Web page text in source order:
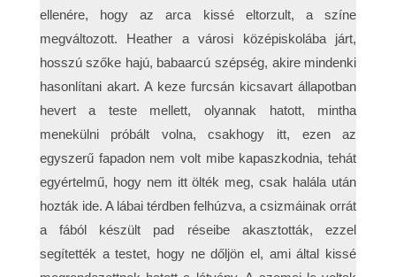
ellenére, hogy az arca kissé eltorzult, a színe
megváltozott. Heather a városi középiskolába járt,
hosszú szőke hajú, babaarcú szépség, akire mindenki
hasonlítani akart. A keze furcsán kicsavart állapotban
hevert a teste mellett, olyannak hatott, mintha
menekülni próbált volna, csakhogy itt, ezen az
egyszerű fapadon nem volt mibe kapaszkodnia, tehát
egyértelmű, hogy nem itt ölték meg, csak halála után
hozták ide. A lábai térdben felhúzva, a csizmáinak orrát
a fából készült pad réseibe akasztották, ezzel
segítették a testet, hogy ne dőljön el, ami által kissé